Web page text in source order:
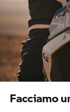
Roadster
Sport
M
Facciamo